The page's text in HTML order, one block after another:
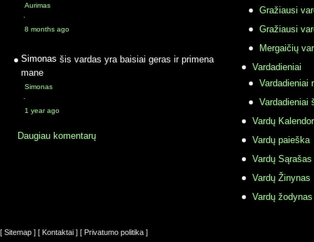
Aurimas
·
8 months ago
Simonas šis vardas yra baisiai geras ir primena
mane
Simonas
·
1 year ago
Daugiau komentarų
Gražiausi
Gražiausi
Mergaičių
Vardadieniai
Vardadieniai
Vardadieniai
Vardų
Vardų paieška
Vardų Sąrašas
Vardų Žinynas
Vardų
[ Sitemap ] [ Kontaktai ] [ Privatumo politika ]